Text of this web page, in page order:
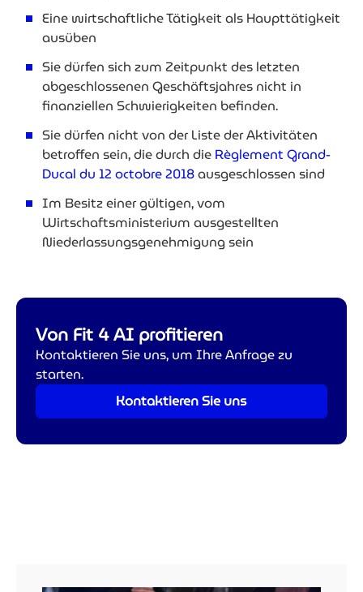
Eine wirtschaftliche Tätigkeit als Haupttätigkeit
ausüben
Sie dürfen sich zum Zeitpunkt des letzten
abgeschlossenen Geschäftsjahres nicht in
finanziellen Schwierigkeiten befinden.
Sie dürfen nicht von der Liste der Aktivitäten
betroffen sein, die durch die Règlement Grand-
Ducal du 12 octobre 2018ausgeschlossen sind
Im Besitz einer gültigen, vom
Wirtschaftsministerium ausgestellten
Niederlassungsgenehmigung sein
Von Fit 4 AI profitieren
Kontaktieren Sie uns, um Ihre Anfrage zu
starten.
Kontaktieren Sie uns